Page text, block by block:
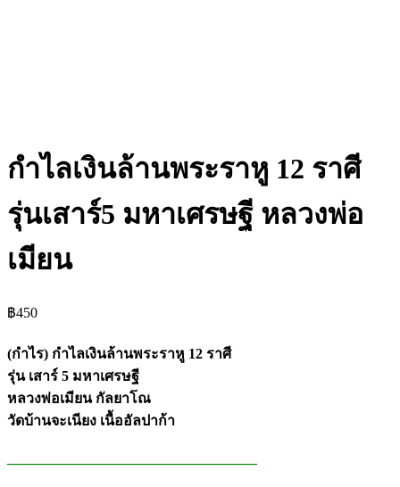
กำไลเงินล้านพระราหู 12 ราศี
รุ่นเสาร์5 มหาเศรษฐี หลวงพ่อ
เมียน
฿450
(กำไร) กำไลเงินล้านพระราหู 12 ราศี
รุ่น เสาร์ 5 มหาเศรษฐี
หลวงพ่อเมียน กัลยาโณ
วัดบ้านจะเนียง เนื้ออัลปาก้า